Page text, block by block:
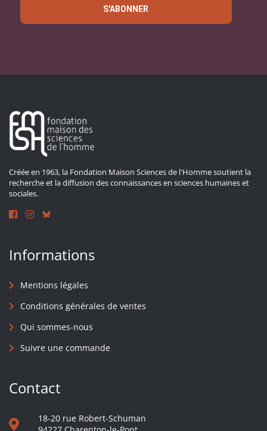
S'ABONNER
Créée en 1963, la Fondation Maison Sciences de l'Homme soutient la
recherche et la diffusion des connaissances en sciences humaines et
sociales.
Informations
Mentions légales
Conditions générales de ventes
Qui sommes-nous
Suivre une commande
Contact
18-20 rue Robert-Schuman